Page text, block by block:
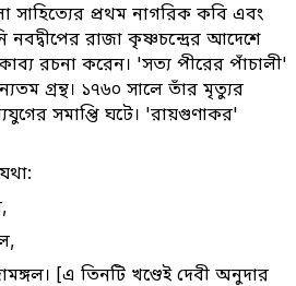
সাহিত্যের প্রথম নাগরিক কবি এবং
নবদ্বীপের রাজা কৃষ্ণচন্দ্রের আদেশে
রচনা করেন। 'সত্য পীরের পাঁচালী'
গ্রন্থ। ১৭৬০ সালে তাঁর মৃত্যুর
সমাপ্তি ঘটে। 'রায়গুণাকর'
[এ তিনটি খণ্ডেই দেবী অনুদার